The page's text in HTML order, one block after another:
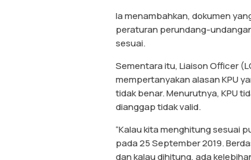
Ia menambahkan, dokumen
peraturan perundang-
sesuai.
Sementara itu, Liaison Officer
mempertanyakan alasan KPU
tidak benar. Menurutnya, KPU
dianggap tidak valid.
“Kalau kita menghitung sesuai
pada 25 September 2019.
dan kalau dihitung, ada